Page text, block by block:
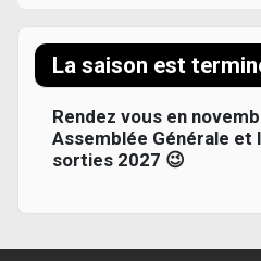
La saison est
Rendez vous en
Assemblée Générale et
sorties 2027 😉